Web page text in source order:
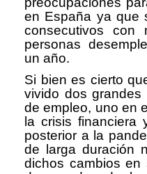
en España ya que
consecutivos
personas
un año.
Si bien es cierto
vivido dos grandes
de empleo, uno en
la crisis financiera
posterior a la
de larga duración
dichos cambios en